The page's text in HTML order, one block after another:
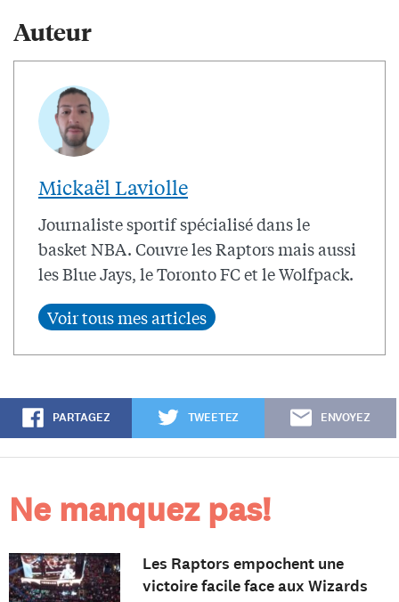
Auteur
Mickaël Laviolle
Journaliste sportif spécialisé dans le
basket NBA. Couvre les Raptors mais aussi
les Blue Jays, le Toronto FC et le Wolfpack.
PARTAGEZ TWEETEZ ENVOYEZ
Ne manquez pas!
Les Raptors empochent une
victoire facile face aux Wizards